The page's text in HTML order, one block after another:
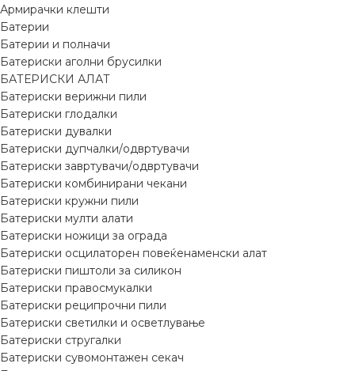
Армирачки клешти
Батерии
Батерии и полначи
Батериски аголни брусилки
БАТЕРИСКИ АЛАТ
Батериски верижни пили
Батериски глодалки
Батериски дувалки
Батериски дупчалки/одвртувачи
Батериски завртувачи/одвртувачи
Батериски комбинирани чекани
Батериски кружни пили
Батериски мулти алати
Батериски ножици за ограда
Батериски осцилаторен повеќенаменски алат
Батериски пиштоли за силикон
Батериски правосмукалки
Батериски реципрочни пили
Батериски светилки и осветлување
Батериски стругалки
Батериски сувомонтажен секач